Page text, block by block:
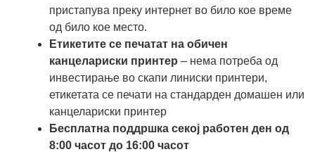
пристапува преку интернет во било кое време
од било кое место.
Етикетите се печатат на обичен
канцелариски принтер – нема потреба од
инвестирање во скапи линиски принтери,
етикетата се печати на стандарден домашен или
канцелариски принтер
Бесплатна поддршка секој работен ден од
8:00 часот до 16:00 часот